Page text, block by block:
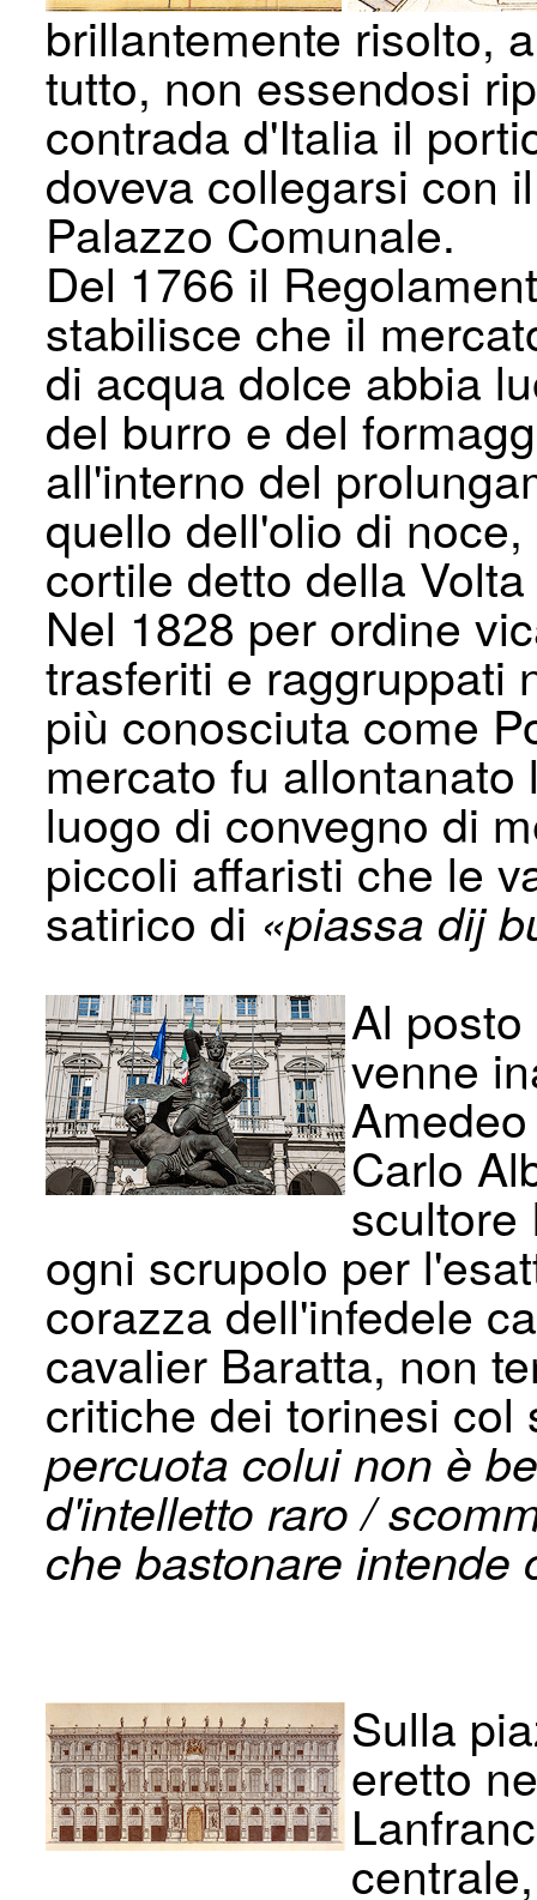
brillantemente risolto,
tutto, non essendosi
contrada d'Italia il
doveva collegarsi con
Palazzo Comunale.
Del 1766 il
stabilisce che il
di acqua dolce abbia
del burro e del
all'interno del
quello dell'olio di
cortile detto della
Nel 1828 per ordine
trasferiti e raggruppati
più conosciuta come
mercato fu
luogo di convegno di
piccoli affaristi che le
satirico di «piassa dij
Al
venne
Carlo
scultore
ogni scrupolo per
corazza dell'infedele
cavalier Baratta, non
critiche dei torinesi
percuota colui non è
d'intelletto raro /
che bastonare intende
Sulla
eretto